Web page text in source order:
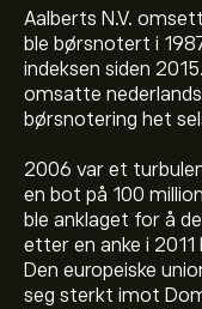
Aalberts N.V.
ble børsnotert i
indeksen siden
omsatte
børsnotering het
2006 var et
en bot på 100
ble anklaget for å
etter en anke i
Den europeiske
seg sterkt imot